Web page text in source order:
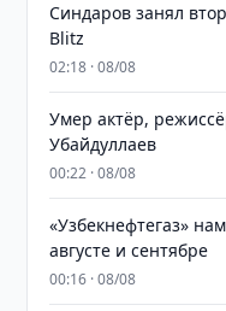
Синдаров занял
Blitz
02:18 · 08/08
Умер актёр,
Убайдуллаев
00:22 · 08/08
«Узбекнефтегаз»
августе и сентябре
00:16 · 08/08